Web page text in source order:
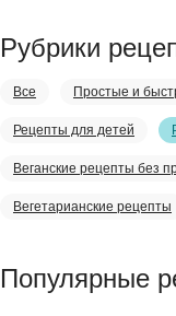
Рубрики
Все Простые и
Рецепты для детей
Веганские рецепты без
Вегетарианские рецепты
Популярные